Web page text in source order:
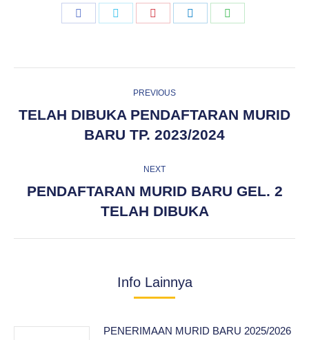
navigation
PREVIOUS
Previous
post:
TELAH DIBUKA PENDAFTARAN MURID
BARU TP. 2023/2024
NEXT
Next
post:
PENDAFTARAN MURID BARU GEL. 2
TELAH DIBUKA
Info Lainnya
PENERIMAAN MURID BARU 2025/2026